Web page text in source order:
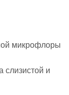
микрофлоры
и